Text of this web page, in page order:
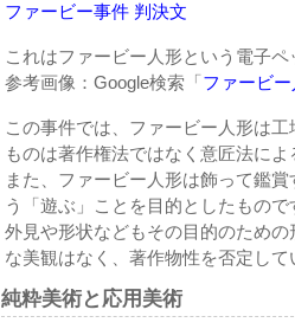
ファービー事件 判決文
これはファービー人形という電子
参考画像：Google検索「ファービ
この事件では、ファービー人形は
ものは著作権法ではなく意匠法に
また、ファービー人形は飾って鑑
う「遊ぶ」ことを目的としたもので
外見や形状などもその目的のため
な美観はなく、著作物性を否定して
純粋美術と応用美術